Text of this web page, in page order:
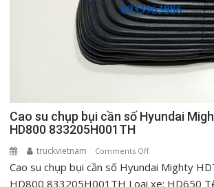
Cao su chụp bụi cần số Hyundai
HD800 833205H001TH
truckvietnam Comments Offon
Cao
su
Cao su chụp bụi cần số Hyundai Mighty
HD800 833205H001TH Loại xe: HD650